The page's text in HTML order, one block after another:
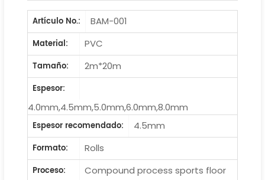
Artículo No.:
BAM-001
Material:
PVC
Tamaño:
2m*20m
Espesor:
4.0mm,4.5mm,5.0mm,6.0mm,8.0mm
Espesor recomendado:
4.5mm
Formato:
Rolls
Proceso:
Compound process sports floor